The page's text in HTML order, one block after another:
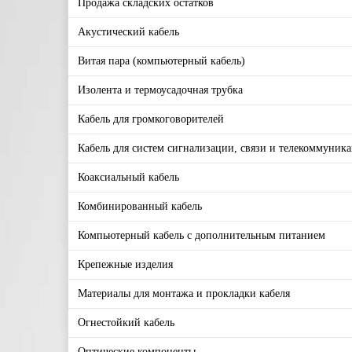
Продажа складских остатков
Акустический кабель
Витая пара (компьютерный кабель)
Изолента и термоусадочная трубка
Кабель для громкоговорителей
Кабель для систем сигнализации, связи и
Коаксиальный кабель
Комбинированный кабель
Компьютерный кабель с дополнительным питанием
Крепежные изделия
Материалы для монтажа и прокладки кабеля
Огнестойкий кабель